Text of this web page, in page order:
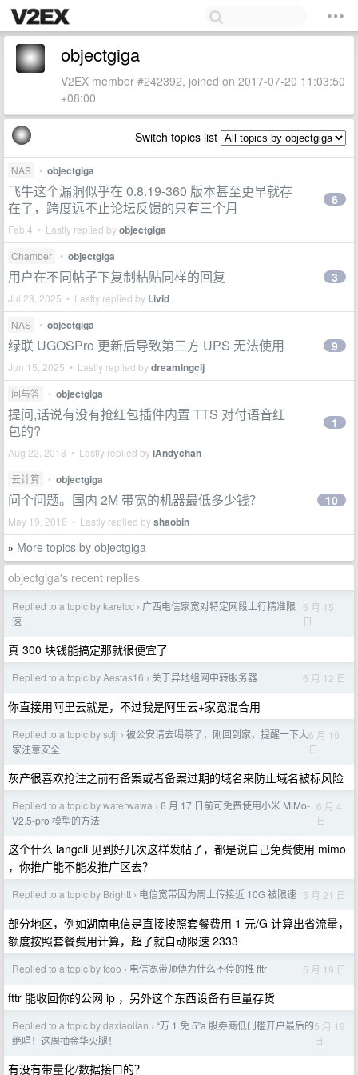
objectgiga
V2EX member #242392, joined on 2017-07-20 11:03:50
+08:00
Switch topics list
NAS • objectgiga
飞牛这个漏洞似乎在 0.8.19-360 版本甚至更早就存
在了，跨度远不止论坛反馈的只有三个月
Feb 4 • Lastly replied byobjectgiga
6
Chamber • objectgiga
用户在不同帖子下复制粘贴同样的回复
Jul 23, 2025 • Lastly replied by Livid
3
NAS • objectgiga
绿联 UGOSPro 更新后导致第三方 UPS 无法使用
Jun 15, 2025 • Lastly replied bydreamingclj
9
问与答 • objectgiga
提问,话说有没有抢红包插件内置 TTS 对付语音红
包的?
Aug 22, 2018 • Lastly replied byiAndychan
1
云计算 • objectgiga
问个问题。国内 2M 带宽的机器最低多少钱？
May 19, 2018 • Lastly replied byshaobin
10
» More topics by objectgiga
objectgiga's recent replies
Replied to a topic by karelcc › 广西电信家宽对特定网段上行精准限
速
6 月 15
日
真 300 块钱能搞定那就很便宜了
Replied to a topic by Aestas16 › 关于异地组网中转服务器 6 月 12 日
你直接用阿里云就是，不过我是阿里云+家宽混合用
Replied to a topic by sdjl › 被公安请去喝茶了，刚回到家，提醒一下大
家注意安全
6 月 10
日
灰产很喜欢抢注之前有备案或者备案过期的域名来防止域名被标风险
Replied to a topic by waterwawa › 6 月 17 日前可免费使用小米 MiMo-
V2.5-pro 模型的方法
6 月 4
日
这个什么 langcli 见到好几次这样发帖了，都是说自己免费使用 mimo
，你推广能不能发推广区去？
Replied to a topic by Brightt › 电信宽带因为周上传接近 10G 被限速 5 月 21 日
部分地区，例如湖南电信是直接按照套餐费用 1 元/G 计算出省流量，
额度按照套餐费用计算，超了就自动限速 2333
Replied to a topic by fcoo › 电信宽带师傅为什么不停的推 fttr 5 月 19 日
fttr 能收回你的公网 ip ，另外这个东西设备有巨量存货
Replied to a topic by daxiaolian › “万 1 免 5”a 股券商低门槛开户最后的
绝唱！这周抽金华火腿！
5 月 19
日
有没有带量化/数据接口的？